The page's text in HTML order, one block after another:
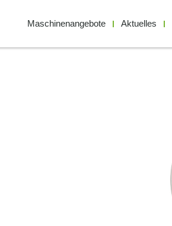
Maschinenangebote Aktuelles